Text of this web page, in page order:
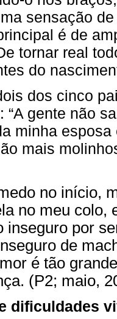
sensação
é de
tornar real
do
dos cinco
“A gente não
minha
mais
no início,
no meu colo,
inseguro por
de
é tão
(P2; maio,
dificuldades